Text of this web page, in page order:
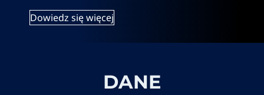
Dowiedz się więcej
DANE